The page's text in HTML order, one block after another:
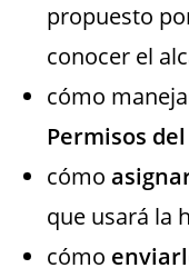
propuesto
conocer el
cómo
Permisos
cómo
que usará la
cómo